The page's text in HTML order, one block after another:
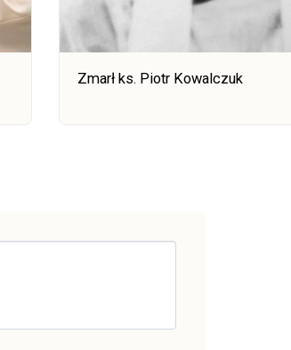
Zmarł ks. Piotr Kowalczuk